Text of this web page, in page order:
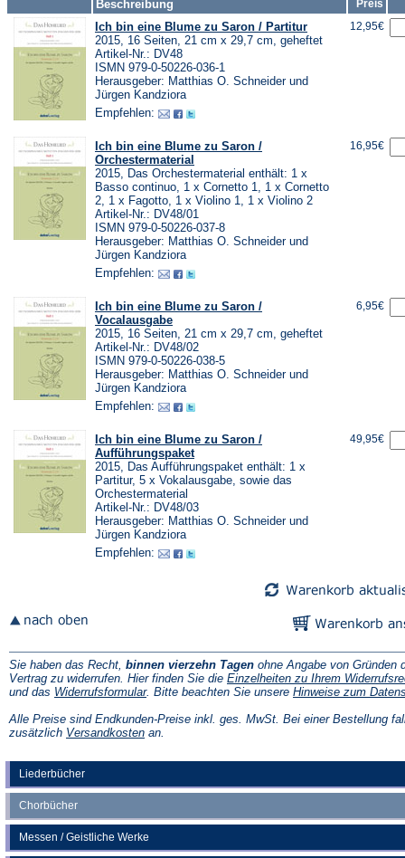
Liederbücher
Chorbücher
Messen / Geistliche Werke
Beschreibung Preis
Ich bin eine Blume zu Saron / Partitur
2015, 16 Seiten, 21 cm x 29,7 cm, geheftet
Artikel-Nr.: DV48
ISMN 979-0-50226-036-1
Herausgeber: Matthias O. Schneider und
Jürgen Kandziora
Empfehlen:
12,95€
Ich bin eine Blume zu Saron /
Orchestermaterial
2015, Das Orchestermaterial enthält: 1 x
Basso continuo, 1 x Cornetto 1, 1 x Cornetto
2, 1 x Fagotto, 1 x Violino 1, 1 x Violino 2
Artikel-Nr.: DV48/01
ISMN 979-0-50226-037-8
Herausgeber: Matthias O. Schneider und
Jürgen Kandziora
Empfehlen:
16,95€
Ich bin eine Blume zu Saron /
Vocalausgabe
2015, 16 Seiten, 21 cm x 29,7 cm, geheftet
Artikel-Nr.: DV48/02
ISMN 979-0-50226-038-5
Herausgeber: Matthias O. Schneider und
Jürgen Kandziora
Empfehlen:
6,95€
Ich bin eine Blume zu Saron /
Aufführungspaket
2015, Das Aufführungspaket enthält: 1 x
Partitur, 5 x Vokalausgabe, sowie das
Orchestermaterial
Artikel-Nr.: DV48/03
Herausgeber: Matthias O. Schneider und
Jürgen Kandziora
Empfehlen:
49,95€
Sie haben das Recht, binnen vierzehn Tagen ohne Angabe von Gründen
Vertrag zu widerrufen. Hier finden Sie die Einzelheiten zu Ihrem
und das Widerrufsformular(Öffnet
einem
neuen
. Bitte beachten Sie unsere Hinweise zum
Alle Preise sind Endkunden-Preise inkl. ges. MwSt. Bei einer Bestellung
zusätzlich Versandkosten(Öffnet
an.